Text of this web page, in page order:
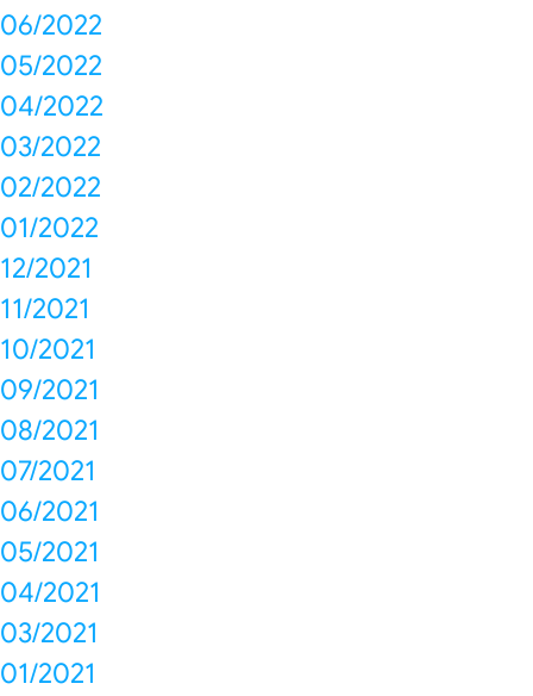
06/2022
05/2022
04/2022
03/2022
02/2022
01/2022
12/2021
11/2021
10/2021
09/2021
08/2021
07/2021
06/2021
05/2021
04/2021
03/2021
01/2021